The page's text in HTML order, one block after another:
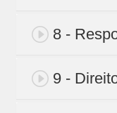
8 -
9 -